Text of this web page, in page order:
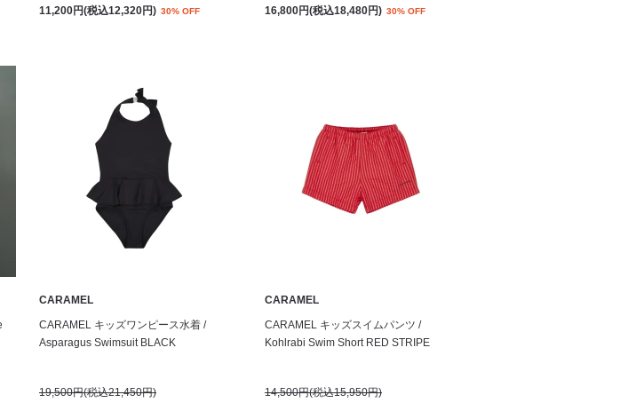
11,200円(税込12,320円) 30% OFF
16,800円(税込18,480円) 30% OFF
CARAMEL
CARAMEL キッズワンピース水着 /
Asparagus Swimsuit BLACK
19,500円(税込21,450円)
CARAMEL
CARAMEL キッズスイムパンツ /
Kohlrabi Swim Short RED STRIPE
14,500円(税込15,950円)